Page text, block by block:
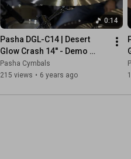
0:14
Pasha DGL-C14 | Desert
Glow Crash 14'' - Demo
Video Sample | Pasha
Cymbals
Pasha Cymbals
215 views • 6 years ago